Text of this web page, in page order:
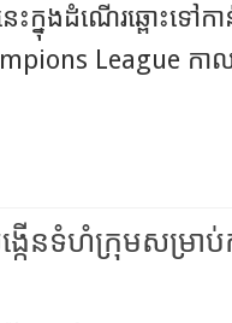
ក្នុងដំណើរឆ្ពោះទៅកា
League ក
ើនទំហំក្រុមសម្រាប់